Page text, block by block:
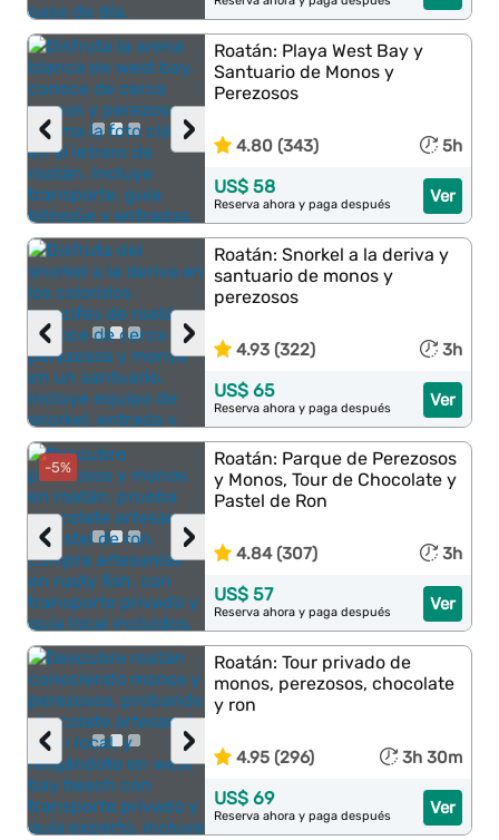
›
‹
Roatán: Playa West Bay y
Santuario de Monos y
Perezosos
4.80 (343) 5h
Ver
US$ 58
Reserva ahora y paga después
›
‹
Roatán: Snorkel a la deriva y
santuario de monos y
perezosos
4.93 (322) 3h
Ver
US$ 65
Reserva ahora y paga después
-5%
›
‹
Roatán: Parque de Perezosos
y Monos, Tour de Chocolate y
Pastel de Ron
4.84 (307) 3h
Ver
US$ 57
Reserva ahora y paga después
›
‹
Roatán: Tour privado de
monos, perezosos, chocolate
y ron
4.95 (296) 3h 30m
Ver
US$ 69
Reserva ahora y paga después